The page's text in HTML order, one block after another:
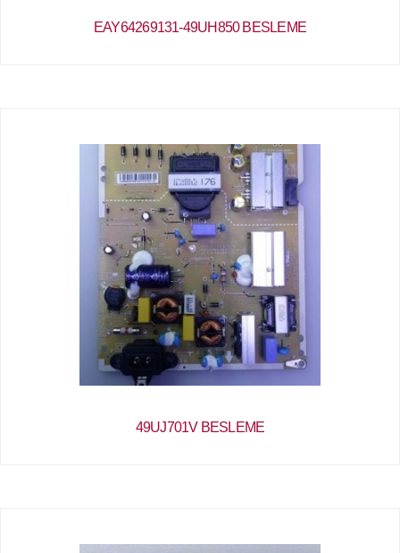
EAY64269131-49UH850 BESLEME
49UJ701V BESLEME